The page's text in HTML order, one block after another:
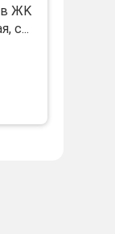
в ЖK
c...